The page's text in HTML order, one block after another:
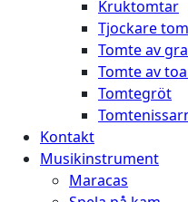
Kruktomtar
Tjockare
Tomte av
Tomte av
Tomtegröt
Kontakt
Musikinstrument
Maracas